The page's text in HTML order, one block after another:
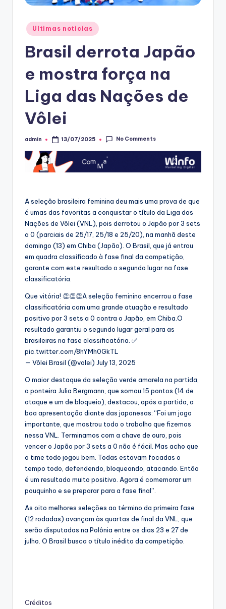
Posted
in
Ultimas noticias
Brasil derrota Japão
e mostra força na
Liga das Nações de
Vôlei
Posted
admin 13/07/2025 No Comments
A seleção brasileira feminina deu mais uma prova de que
é umas das favoritas a conquistar o título da Liga das
Nações de Vôlei (VNL), pois derrotou o Japão por 3 sets
a 0 (parciais de 25/17, 25/18 e 25/20), na manhã deste
domingo (13) em Chiba (Japão). O Brasil, que já entrou
em quadra classificado à fase final da competição,
garante com este resultado o segundo lugar na fase
classificatória.
Que vitória! 👏👏👏A seleção feminina encerrou a fase
classificatória com uma grande atuação e resultado
positivo por 3 sets a 0 contra o Japão, em Chiba.O
resultado garantiu o segundo lugar geral para as
brasileiras na fase classificatória. ✅
pic.twitter.com/8hYMh0GkTL
— Vôlei Brasil (@volei) July 13, 2025
O maior destaque da seleção verde amarela na partida,
a ponteira Julia Bergmann, que somou 15 pontos (14 de
ataque e um de bloqueio), destacou, após a partida, a
boa apresentação diante das japonesas: “Foi um jogo
importante, que mostrou todo o trabalho que fizemos
nessa VNL. Terminamos com a chave de ouro, pois
vencer o Japão por 3 sets a 0 não é fácil. Mas acho que
o time todo jogou bem. Todas estavam focadas o
tempo todo, defendendo, bloqueando, atacando. Então
é um resultado muito positivo. Agora é comemorar um
pouquinho e se preparar para a fase final”.
As oito melhores seleções ao término da primeira fase
(12 rodadas) avançam às quartas de final da VNL, que
serão disputadas na Polônia entre os dias 23 e 27 de
julho. O Brasil busca o título inédito da competição.
Créditos